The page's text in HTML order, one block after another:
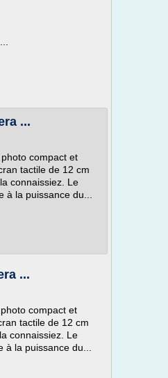
...
compact et
tactile de 12 cm
connaissiez. Le
la puissance du...
...
compact et
tactile de 12 cm
connaissiez. Le
la puissance du...